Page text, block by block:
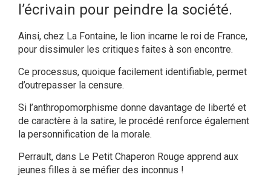
l’écrivain pour peindre la société.
Ainsi, chez La Fontaine, le lion incarne le roi de France,
pour dissimuler les critiques faites à son encontre.
Ce processus, quoique facilement identifiable, permet
d’outrepasser la censure.
Si l’anthropomorphisme donne davantage de liberté et
de caractère à la satire, le procédé renforce également
la personnification de la morale.
Perrault, dans Le Petit Chaperon Rouge apprend aux
jeunes filles à se méfier des inconnus !